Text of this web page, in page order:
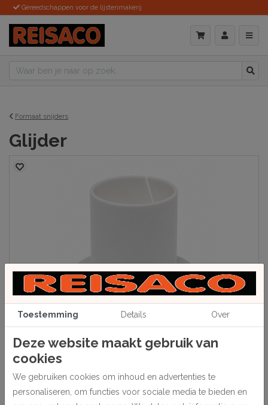
Gereedschappen voor de lijstenmakerij
Formaat snijders
Glijder
Beschrijving
Type 24-106
Toestemming Details Over
Deze website maakt gebruik van
cookies
We gebruiken cookies om inhoud en advertenties te
personaliseren, om functies voor sociale media te bieden en